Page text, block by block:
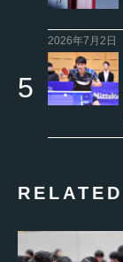
2026年7月2日
RELATED